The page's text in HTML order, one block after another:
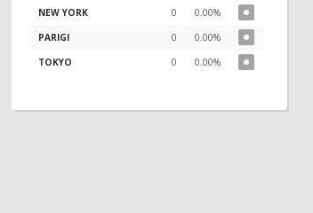
NEW YORK
0
0.00%
PARIGI
0
0.00%
TOKYO
0 0.00%